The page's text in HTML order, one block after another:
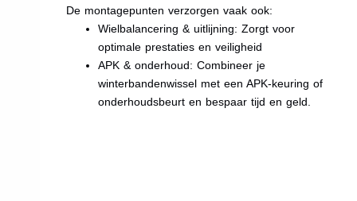
De montagepunten verzorgen vaak ook:
Wielbalancering & uitlijning: Zorgt voor
optimale prestaties en veiligheid
APK & onderhoud: Combineer je
winterbandenwissel met een APK-keuring of
onderhoudsbeurt en bespaar tijd en geld.